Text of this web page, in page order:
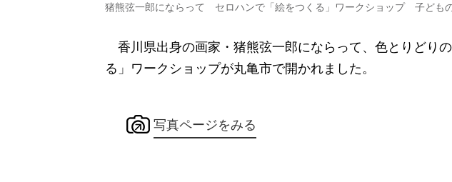
猪熊弦一郎にならって セロハンで「絵をつくる」ワークショップ 子ども
香川県出身の画家・猪熊弦一郎にならって、色とりどり
る」ワークショップが丸亀市で開かれました。
写真ページをみる